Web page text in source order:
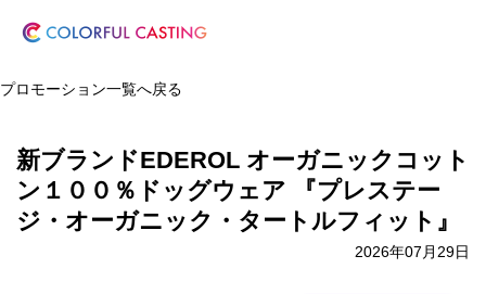
プロモーション一覧へ戻る
新ブランドEDEROL オーガニックコット
ン１００％ドッグウェア 『プレステー
ジ・オーガニック・タートルフィット』
2026年07月29日